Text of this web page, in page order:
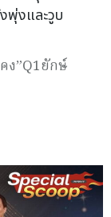
พุ่งและวูบ
ง”Q1ยักษ์